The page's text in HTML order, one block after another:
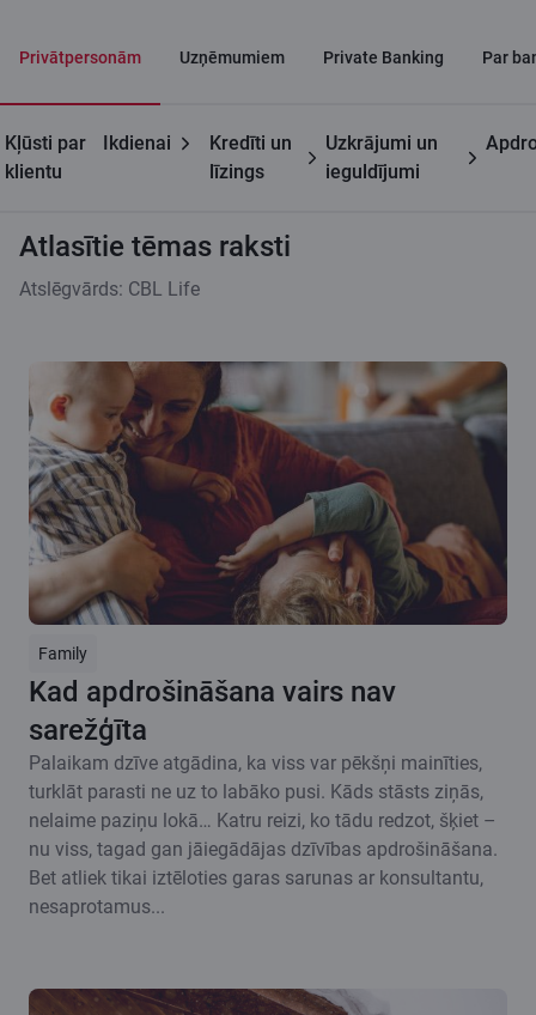
Privātpersonām Uzņēmumiem Private Banking Par
Kļūsti par
klientu
Ikdienai
Kredīti un
līzings
Uzkrājumi un
ieguldījumi
Citadeles blogs Atlasītie tēmas raksti
Atlasītie tēmas raksti
Atslēgvārds: CBL Life
Family
Kad apdrošināšana vairs nav
sarežģīta
Palaikam dzīve atgādina, ka viss var pēkšņi mainīties,
turklāt parasti ne uz to labāko pusi. Kāds stāsts ziņās,
nelaime paziņu lokā… Katru reizi, ko tādu redzot, šķiet –
nu viss, tagad gan jāiegādājas dzīvības apdrošināšana.
Bet atliek tikai iztēloties garas sarunas ar konsultantu,
nesaprotamus...